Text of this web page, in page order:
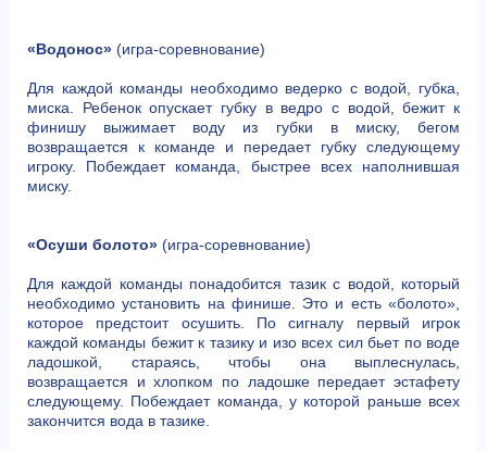
«Водонос» (игра-соревнование)
Для каждой команды необходимо ведерко с водой, губка,
миска. Ребенок опускает губку в ведро с водой, бежит к
финишу выжимает воду из губки в миску, бегом
возвращается к команде и передает губку следующему
игроку. Побеждает команда, быстрее всех наполнившая
миску.
«Осуши болото» (игра-соревнование)
Для каждой команды понадобится тазик с водой, который
необходимо установить на финише. Это и есть «болото»,
которое предстоит осушить. По сигналу первый игрок
каждой команды бежит к тазику и изо всех сил бьет по воде
ладошкой, стараясь, чтобы она выплеснулась,
возвращается и хлопком по ладошке передает эстафету
следующему. Побеждает команда, у которой раньше всех
закончится вода в тазике.